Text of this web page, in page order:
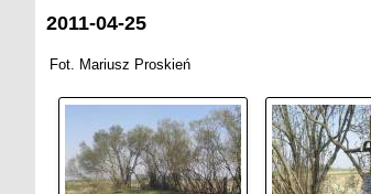
2011-04-25
Fot. Mariusz Proskień